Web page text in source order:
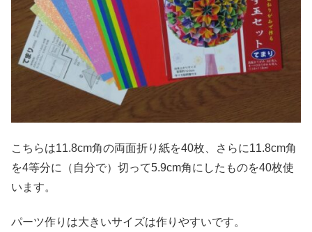
こちらは11.8cm角の両面折り紙を40枚、さらに11.8cm角
を4等分に（自分で）切って5.9cm角にしたものを40枚使
います。
パーツ作りは大きいサイズは作りやすいです。